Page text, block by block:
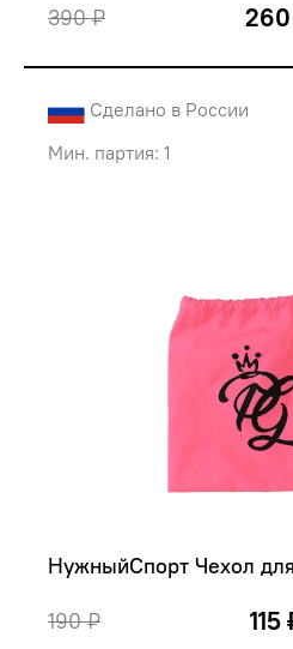
390 ₽
Сделано в России
Мин. партия: 1
НужныйСпорт Чехол
190 ₽
115